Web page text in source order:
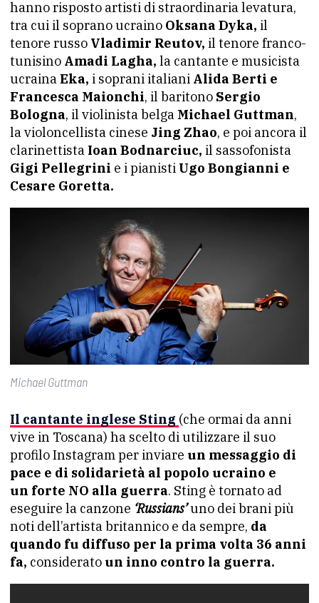
hanno risposto artisti di straordinaria levatura,
tra cui il soprano ucraino Oksana Dyka, il
tenore russo Vladimir Reutov, il tenore franco-
tunisino Amadi Lagha, la cantante e musicista
ucrainaEka, i soprani italiani Alida Berti e
Francesca Maionchi, il baritono Sergio
Bologna, il violinista belga Michael Guttman,
la violoncellista cinese Jing Zhao, e poi ancora il
clarinettista Ioan Bodnarciuc, il sassofonista
Gigi Pellegrini e i pianisti Ugo Bongianni e
Cesare Goretta.
Michael Guttman
Il cantante inglese Sting (che ormai da anni
vive in Toscana) ha scelto di utilizzare il suo
profilo Instagram per inviare un messaggio di
pace e di solidarietà al popolo ucraino e
un forte NO alla guerra. Sting è tornato ad
eseguire la canzone ‘Russians’uno dei brani più
noti dell’artista britannico e da sempre, da
quando fu diffuso per la prima volta 36 anni
fa, considerato un inno contro la guerra.